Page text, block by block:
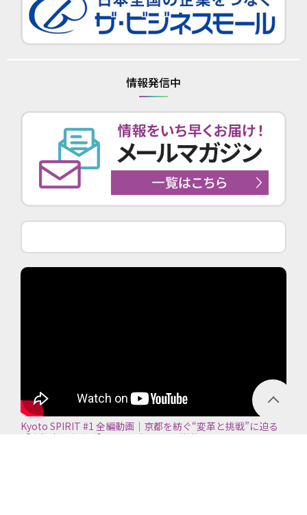
情報発信中
Kyoto SPIRIT #1 全編動画｜京都を紡ぐ“変革と挑戦”に迫る
【京都商工会議所】＜2026年7月5日放送＞